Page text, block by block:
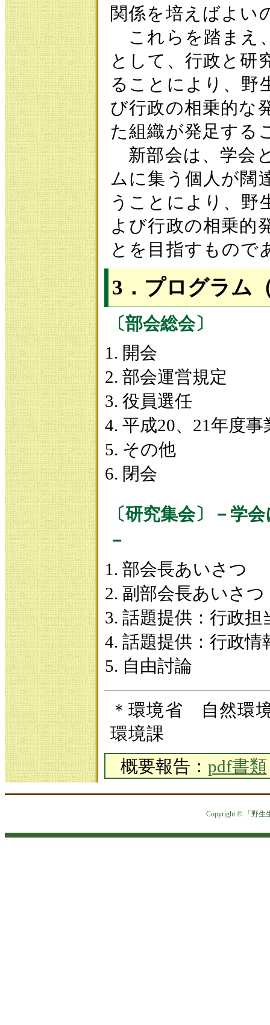
関係を培えばよい
これらを踏まえ
として、行政と研
ることにより、野
び行政の相乗的な
た組織が発足する
新部会は、学会
ムに集う個人が闊
うことにより、野
よび行政の相乗的
とを目指すもので
3．プログラム
〔部会総会〕
開会
部会運営規定
役員選任
平成20、21年度
その他
閉会
〔研究集会〕－学
－
部会長あいさつ
副部会長あいさつ
話題提供：行政担
話題提供：行政情
自由討論
＊環境省 自然
環境課
概要報告： pdf書類
Copyright © 「野生